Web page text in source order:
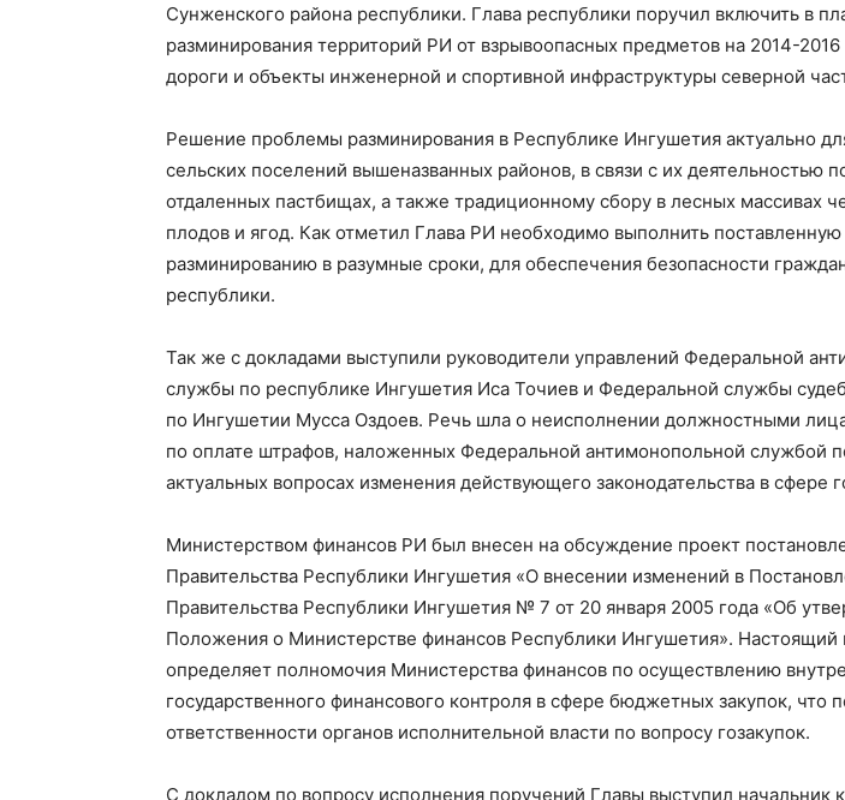
Сунженского района республики. Глава республики поручил включить в
разминирования территорий РИ от взрывоопасных предметов на 2014-
дороги и объекты инженерной и спортивной инфраструктуры северной
Решение проблемы разминирования в Республике Ингушетия актуально
сельских поселений вышеназванных районов, в связи с их деятельностью
отдаленных пастбищах, а также традиционному сбору в лесных массивах
плодов и ягод. Как отметил Глава РИ необходимо выполнить поставленную
разминированию в разумные сроки, для обеспечения безопасности
республики.
Так же с докладами выступили руководители управлений Федеральной
службы по республике Ингушетия Иса Точиев и Федеральной службы
по Ингушетии Мусса Оздоев. Речь шла о неисполнении должностными
по оплате штрафов, наложенных Федеральной антимонопольной службой
актуальных вопросах изменения действующего законодательства в сфере
Министерством финансов РИ был внесен на обсуждение проект
Правительства Республики Ингушетия «О внесении изменений в
Правительства Республики Ингушетия № 7 от 20 января 2005 года «Об
Положения о Министерстве финансов Республики Ингушетия». Настоящий
определяет полномочия Министерства финансов по осуществлению
государственного финансового контроля в сфере бюджетных закупок, что
ответственности органов исполнительной власти по вопросу гозакупок.
С докладом по вопросу исполнения поручений Главы выступил начальник